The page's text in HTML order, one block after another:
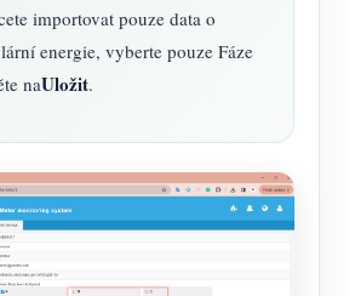
importovat pouze data o
energie, vyberte pouze Fáze
naUložit.